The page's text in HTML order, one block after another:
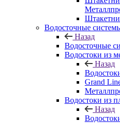
Водосточные
Назад
Водосточные
Водостоки из
Назад
Grand
Водостоки из
Назад